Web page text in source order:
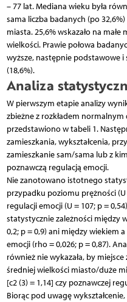
– 77 lat. Mediana wieku była
sama liczba badanych (po
miasta. 25,6% wskazało na
wielkości. Prawie połowa
wyższe, następnie podstawowe i
(18,6%).
Analiza
W pierwszym etapie analizy
zbieżne z rozkładem
przedstawiono w tabeli 1.
zamieszkania, wykształcenia,
zamieszkanie sam/sama lub z
poznawczą regulacją emocji.
Nie zanotowano istotnego
przypadku poziomu prężności (U
regulacji emocji (U = 107; p =
statystycznie zależności między
0,2; p = 0,9) ani między wiekiem
emocji (rho = 0,026; p = 0,87).
również nie wykazała, by
średniej wielkości miasto/duże
[c2 (3) = 1,14] czy poznawczej
Biorąc pod uwagę